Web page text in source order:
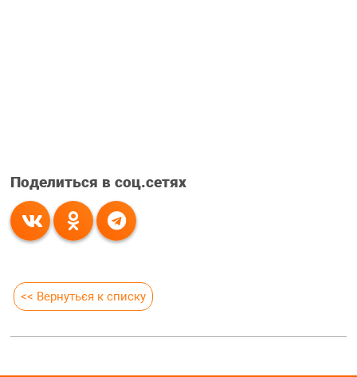
Поделиться в соц.сетях
<< Вернуться к списку